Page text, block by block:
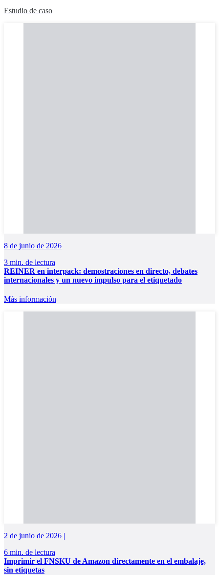
Estudio de caso
8 de junio de 2026
3 min. de lectura
REINER en interpack: demostraciones en directo, debates
internacionales y un nuevo impulso para el etiquetado
Más información
2 de junio de 2026 |
6 min. de lectura
Imprimir el FNSKU de Amazon directamente en el embalaje,
sin etiquetas